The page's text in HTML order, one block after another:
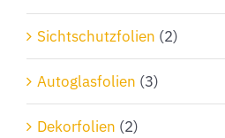
Sichtschutzfolien (2)
Autoglasfolien (3)
Dekorfolien (2)